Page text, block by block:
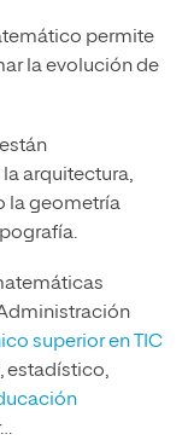
permite
la evolución de
arquitectura,
la geometría
superior en TIC
estadístico,